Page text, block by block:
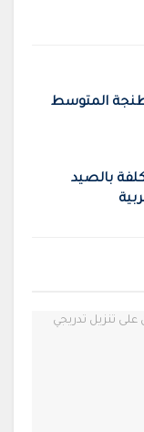
طنجة المتوسط
بالصيد